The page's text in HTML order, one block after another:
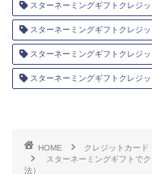
スターネーミングギフトクレジッ
スターネーミングギフトクレジ
スターネーミングギフトクレジ
スターネーミングギフトクレジ
HOME
クレジットカード
スターネーミングギフトで
法）